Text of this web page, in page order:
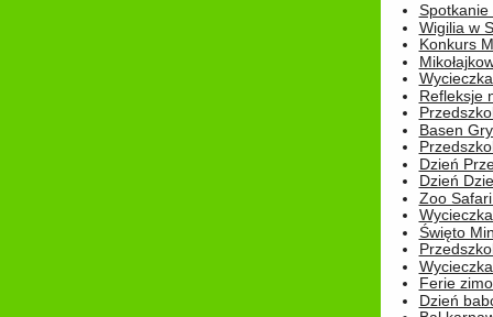
Spotkanie
Wigilia w
Konkurs
Refleksje
Basen
Dzień
Dzień
Zoo
Święto
Ferie
Dzień